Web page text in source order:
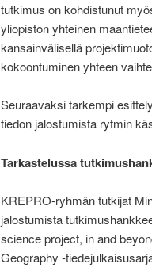
tutkimus on kohdistunut
yliopiston yhteinen
kansainvälisellä
kokoontuminen yhteen
Seuraavaksi tarkempi
tiedon jalostumista rytmin
Tarkastelussa
KREPRO-ryhmän tutkijat
jalostumista
science project, in and
Geography -